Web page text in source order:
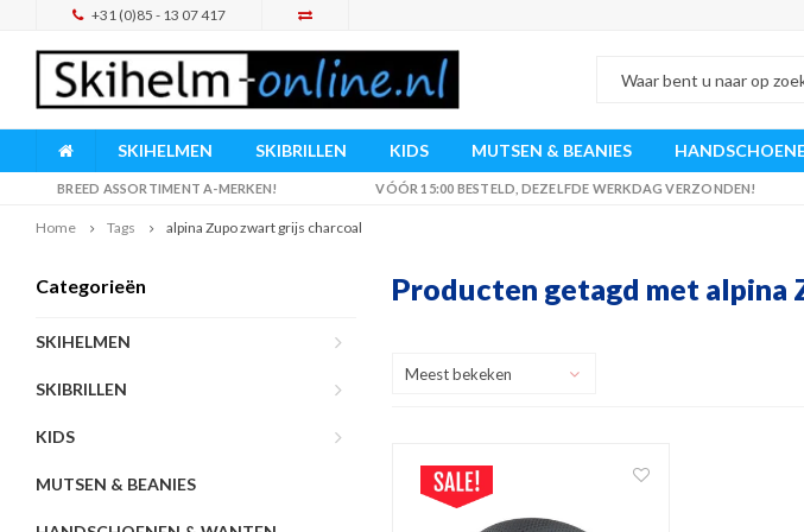
+31 (0)85 - 13 07 417
SKIHELMEN SKIBRILLEN KIDS MUTSEN & BEANIES
BREED ASSORTIMENT A-MERKEN! VÓÓR 15:00 BESTELD, DEZELFDE WERKDAG VERZONDEN!
Home Tags alpina Zupo zwart grijs charcoal
Categorieën
SKIHELMEN
SKIBRILLEN
KIDS
MUTSEN & BEANIES
Producten getagd met alpina
Meest bekeken